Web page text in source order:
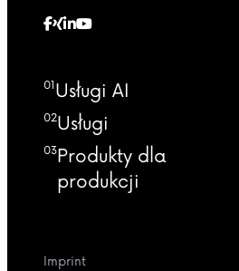
01 Usługi AI
02Usługi
03Produkty dla
produkcji
Imprint